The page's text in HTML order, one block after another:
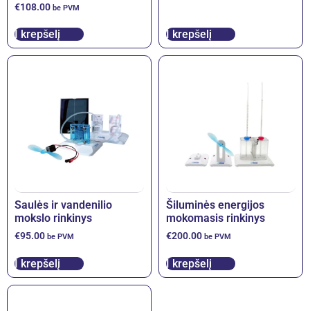
€108.00 be PVM
Į krepšelį Į krepšelį
Saulės ir vandenilio
mokslo rinkinys
€95.00 be PVM
Į krepšelį
Šiluminės energijos
mokomasis rinkinys
€200.00 be PVM
Į krepšelį